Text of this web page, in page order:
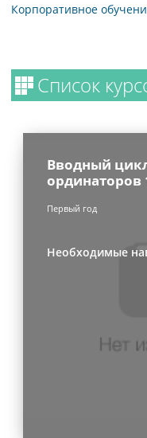
Корпоративное
Список
Вводный
ординаторов
Первый год
Необходимые